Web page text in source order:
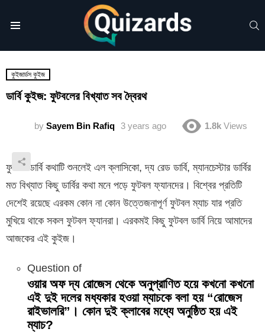
কুইজার্ডস কুইজ
ডার্বি কুইজ: ফুটবলের বিখ্যাত সব দ্বৈরথ
by Sayem Bin Rafiq 3 years ago 1.8k Views
ফুটবল ডার্বি কথাটি শুনলেই এল ক্লাসিকো, দ্য রেড ডার্বি, ম্যানচেস্টার ডার্বির
মত বিখ্যাত কিছু ডার্বির কথা মনে পড়ে ফুটবল ফ্যানদের। বিশ্বের প্রতিটি
দেশেই রয়েছে এরকম কোন না কোন উত্তেজনাপূর্ণ ফুটবল ম্যাচ যার প্রতি
মুখিয়ে থাকে সকল ফুটবল ফ্যানরা। এরকমই কিছু ফুটবল ডার্বি নিয়ে আমাদের
আজকের এই কুইজ।
Question of
ওয়ার অফ দ্য রোজেস থেকে অনুপ্রাণিত হয়ে কখনো কখনো
এই দুই দলের মধ্যকার হওয়া ম্যাচকে বলা হয় “রোজেস
রাইভালরি”। কোন দুই ক্লাবের মধ্যে অনুষ্ঠিত হয় এই
ম্যাচ?